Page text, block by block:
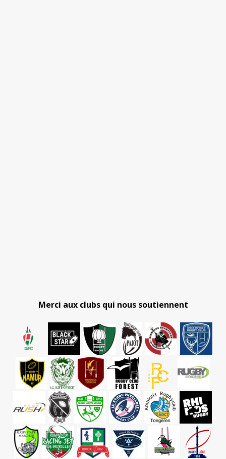
Merci aux clubs qui nous soutiennent